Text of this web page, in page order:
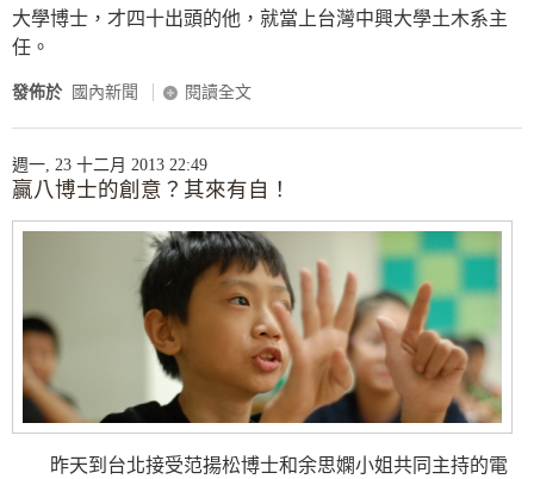
大學博士，才四十出頭的他，就當上台灣中興大學土木系主
任。
發佈於 國內新聞 閱讀全文
週一, 23 十二月 2013 22:49
贏八博士的創意？其來有自！
昨天到台北接受范揚松博士和余思嫻小姐共同主持的電